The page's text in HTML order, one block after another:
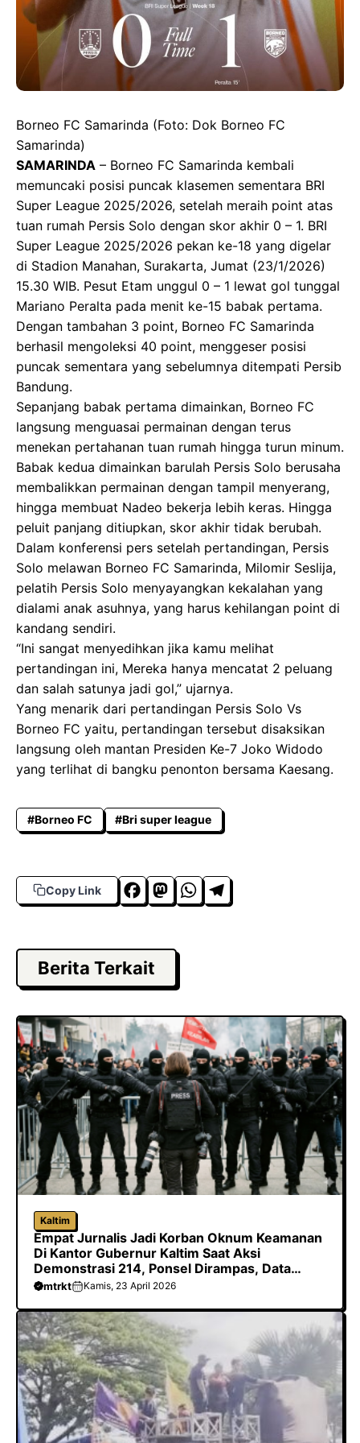
Borneo FC Samarinda (Foto: Dok Borneo FC
Samarinda)
SAMARINDA – Borneo FC Samarinda kembali
memuncaki posisi puncak klasemen sementara BRI
Super League 2025/2026, setelah meraih point atas
tuan rumah Persis Solo dengan skor akhir 0 – 1. BRI
Super League 2025/2026 pekan ke-18 yang digelar
di Stadion Manahan, Surakarta, Jumat (23/1/2026)
15.30 WIB. Pesut Etam unggul 0 – 1 lewat gol tunggal
Mariano Peralta pada menit ke-15 babak pertama.
Dengan tambahan 3 point, Borneo FC Samarinda
berhasil mengoleksi 40 point, menggeser posisi
puncak sementara yang sebelumnya ditempati Persib
Bandung.
Sepanjang babak pertama dimainkan, Borneo FC
langsung menguasai permainan dengan terus
menekan pertahanan tuan rumah hingga turun minum.
Babak kedua dimainkan barulah Persis Solo berusaha
membalikkan permainan dengan tampil menyerang,
hingga membuat Nadeo bekerja lebih keras. Hingga
peluit panjang ditiupkan, skor akhir tidak berubah.
Dalam konferensi pers setelah pertandingan, Persis
Solo melawan Borneo FC Samarinda, Milomir Seslija,
pelatih Persis Solo menyayangkan kekalahan yang
dialami anak asuhnya, yang harus kehilangan point di
kandang sendiri.
“Ini sangat menyedihkan jika kamu melihat
pertandingan ini, Mereka hanya mencatat 2 peluang
dan salah satunya jadi gol,” ujarnya.
Yang menarik dari pertandingan Persis Solo Vs
Borneo FC yaitu, pertandingan tersebut disaksikan
langsung oleh mantan Presiden Ke-7 Joko Widodo
yang terlihat di bangku penonton bersama Kaesang.
#Borneo FC #Bri super league
Copy Link
F
a
c
e
b
o
o
k
M
a
s
t
o
d
o
n
W
h
s
A
p
p
T
el
a
m
Berita Terkait
Kaltim
Empat Jurnalis Jadi Korban Oknum Keamanan
Di Kantor Gubernur Kaltim Saat Aksi
Demonstrasi 214, Ponsel Dirampas, Data
Dihapus Hingga Dilarang Meliput
mtrkt Kamis, 23 April 2026